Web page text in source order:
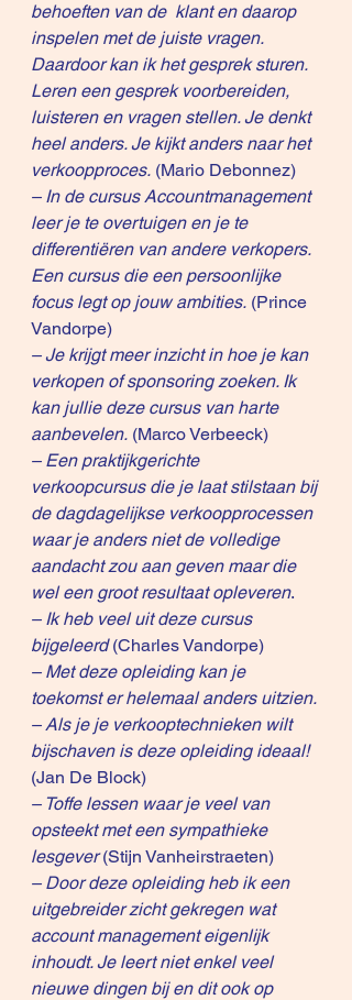
behoeften van de  klant en daarop
inspelen met de juiste vragen.
Daardoor kan ik het gesprek sturen.
Leren een gesprek voorbereiden,
luisteren en vragen stellen. Je denkt
heel anders. Je kijkt anders naar het
verkoopproces. (Mario Debonnez)
– In de cursus Accountmanagement
leer je te overtuigen en je te
differentiëren van andere verkopers.
Een cursus die een persoonlijke
focus legt op jouw ambities. (Prince
Vandorpe)
– Je krijgt meer inzicht in hoe je kan
verkopen of sponsoring zoeken. Ik
kan jullie deze cursus van harte
aanbevelen. (Marco Verbeeck)
– Een praktijkgerichte
verkoopcursus die je laat stilstaan bij
de dagdagelijkse verkoopprocessen
waar je anders niet de volledige
aandacht zou aan geven maar die
wel een groot resultaat opleveren.
– Ik heb veel uit deze cursus
bijgeleerd (Charles Vandorpe)
– Met deze opleiding kan je
toekomst er helemaal anders uitzien.
– Als je je verkooptechnieken wilt
bijschaven is deze opleiding ideaal!
(Jan De Block)
– Toffe lessen waar je veel van
opsteekt met een sympathieke
lesgever (Stijn Vanheirstraeten)
– Door deze opleiding heb ik een
uitgebreider zicht gekregen wat
account management eigenlijk
inhoudt. Je leert niet enkel veel
nieuwe dingen bij en dit ook op